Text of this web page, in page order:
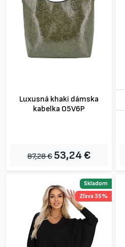
Luxusná khaki dámska
kabelka O5V6P
87,28 € 53,24 €
Skladom
Zľava 35%